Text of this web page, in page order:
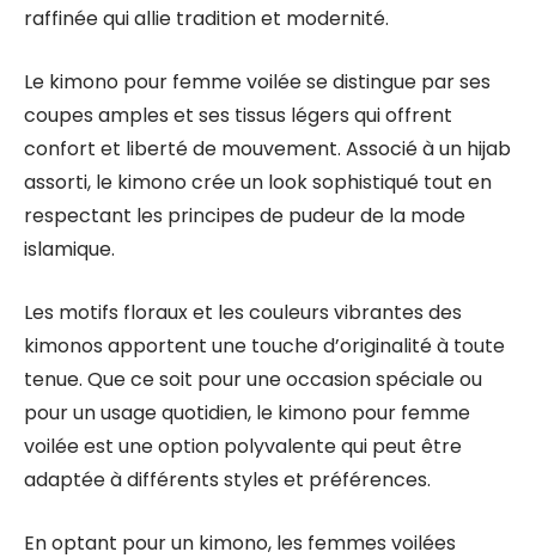
raffinée qui allie tradition et modernité.
Le kimono pour femme voilée se distingue par ses
coupes amples et ses tissus légers qui offrent
confort et liberté de mouvement. Associé à un hijab
assorti, le kimono crée un look sophistiqué tout en
respectant les principes de pudeur de la mode
islamique.
Les motifs floraux et les couleurs vibrantes des
kimonos apportent une touche d’originalité à toute
tenue. Que ce soit pour une occasion spéciale ou
pour un usage quotidien, le kimono pour femme
voilée est une option polyvalente qui peut être
adaptée à différents styles et préférences.
En optant pour un kimono, les femmes voilées